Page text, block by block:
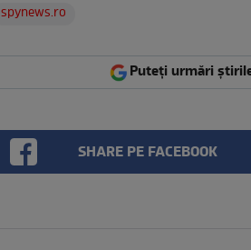
spynews.ro
Puteți urmări
SHARE PE FACEBOOK